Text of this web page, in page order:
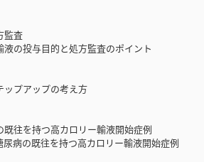
監査
の投与目的と処方監査のポイント
プアップの考え方
往を持つ高カロリー輸液開始症例
病の既往を持つ高カロリー輸液開始症例